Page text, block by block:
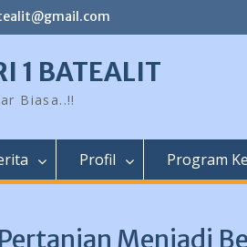
1 BATEALIT
Biasa..!!
Profil Program
Menjadi